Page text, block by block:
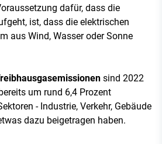
dafür, dass die
ist, dass die elektrischen
aus Wind, Wasser oder Sonne
sind 2022
um rund 6,4 Prozent
- Industrie, Verkehr, Gebäude
dazu beigetragen haben.